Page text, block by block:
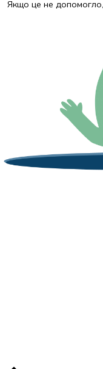
Якщо це не